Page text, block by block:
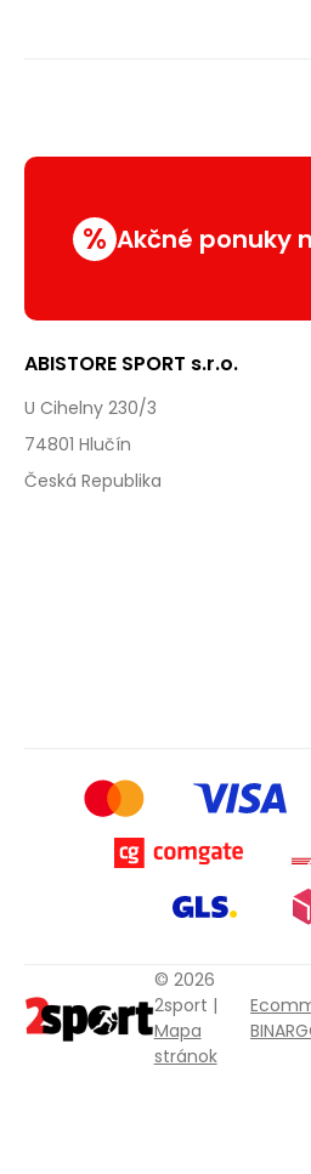
% Akčné ponuky
ABISTORE SPORT s.r.o.
U Cihelny 230/3
74801 Hlučín
Česká Republika
© 2026
2sport |
Mapa
stránok